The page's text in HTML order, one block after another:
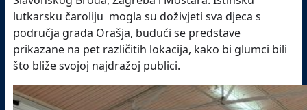
lutkarsku čaroliju mogla su doživjeti sva djeca s
područja grada Orašja, budući se predstave
prikazane na pet različitih lokacija, kako bi glumci bili
što bliže svojoj najdražoj publici.